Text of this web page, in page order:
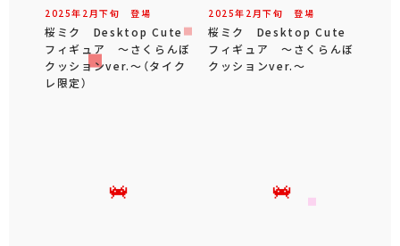
2025年 2 月下旬 登場
桜ミク Desktop Cute
フィギュア ～さくらんぼ
クッションver.～（タイク
レ限定）
2025年 2 月下旬 登場
桜ミク Desktop Cute
フィギュア ～さくらんぼ
クッションver.～